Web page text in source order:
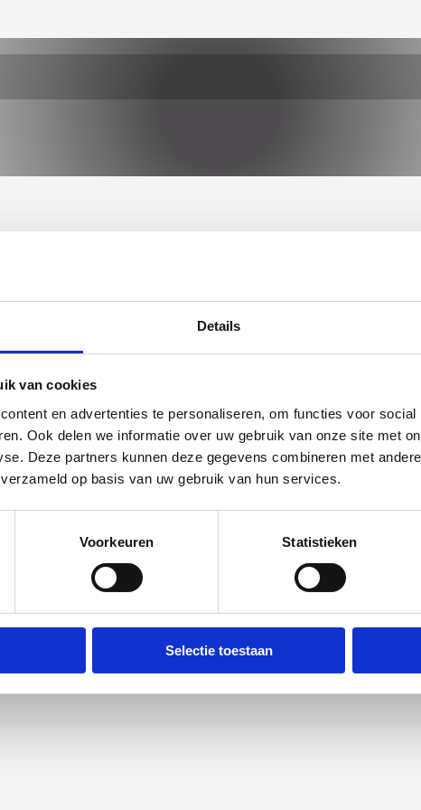
Details
van cookies
en advertenties te personaliseren, om functies voor
Ook delen we informatie over uw gebruik van onze site met
Deze partners kunnen deze gegevens combineren met
op basis van uw gebruik van hun services.
Voorkeuren Statistieken
Selectie toestaan